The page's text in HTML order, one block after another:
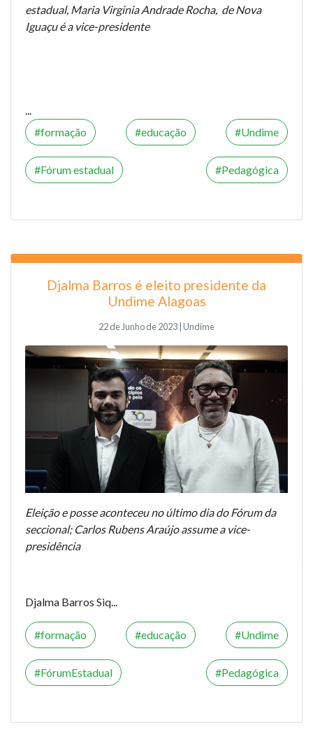
estadual, Maria Virginia Andrade Rocha, de Nova
Iguaçu é a vice-presidente
...
formação
educação Undime
Fórum estadual Pedagógica
Djalma Barros é eleito presidente da
Undime Alagoas
22 de Junho de 2023 | Undime
Eleição e posse aconteceu no último dia do Fórum da
seccional; Carlos Rubens Araújo assume a vice-
presidência
Djalma Barros Siq...
formação educação Undime
FórumEstadual Pedagógica